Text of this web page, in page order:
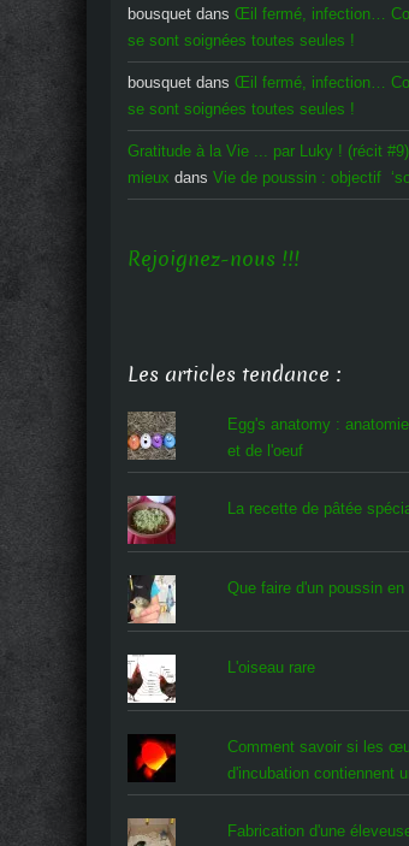
bousquet dans Œil fermé, infection…
se sont soignées toutes seules !
bousquet dans Œil fermé, infection…
se sont soignées toutes seules !
Gratitude à la Vie ... par Luky ! (récit
mieux dans Vie de poussin : objectif
Rejoignez-nous !!!
Les articles tendance :
Egg's anatomy :
et de l'oeuf
La recette de pâtée
Que faire d'un poussin
L'oiseau rare
Comment savoir si les
d'incubation contiennent
Fabrication d'une